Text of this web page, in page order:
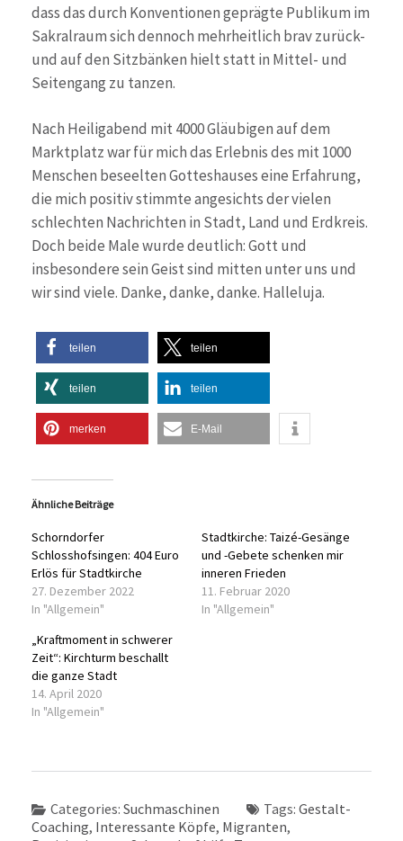
dass das durch Konventionen geprägte Publikum im
Sakralraum sich dennoch mehrheitlich brav zurück-
und auf den Sitzbänken hielt statt in Mittel- und
Seitengang zu tanzen.
Nach Heiligabend mit 4000 Gläubigen auf dem
Marktplatz war für mich das Erlebnis des mit 1000
Menschen beseelten Gotteshauses eine Erfahrung,
die mich positiv stimmte angesichts der vielen
schlechten Nachrichten in Stadt, Land und Erdkreis.
Doch beide Male wurde deutlich: Gott und
insbesondere sein Geist sind mitten unter uns und
wir sind viele. Danke, danke, danke. Halleluja.
teilen teilen
teilen teilen
merken E-Mail
Ähnliche Beiträge
Schorndorfer
Schlosshofsingen: 404 Euro
Erlös für Stadtkirche
27. Dezember 2022
In "Allgemein"
Stadtkirche: Taizé-Gesänge
und -Gebete schenken mir
inneren Frieden
11. Februar 2020
In "Allgemein"
„Kraftmoment in schwerer
Zeit“: Kirchturm beschallt
die ganze Stadt
14. April 2020
In "Allgemein"
Categories: Suchmaschinen Tags: Gestalt-
Coaching, Interessante Köpfe, Migranten,